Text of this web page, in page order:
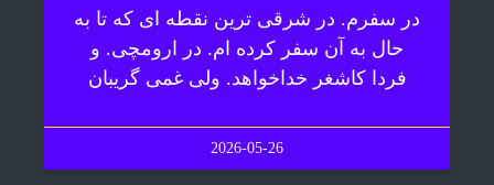
در سفرم. در شرقی ترین نقطه ای که تا به
حال به آن سفر کرده ام. در ارومچی. و
فردا کاشغر خداخواهد. ولی غمی گریبان
2026-05-26